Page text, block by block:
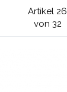
Artikel 26
von 32